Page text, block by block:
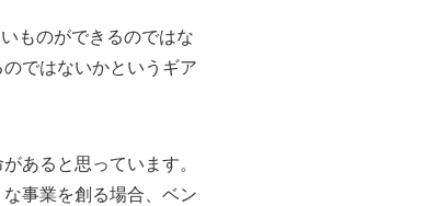
ものができるのではな
ではないかというギア
あると思っています。
事業を創る場合、ベン